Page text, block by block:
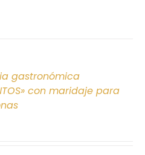
gastronómica
con maridaje para